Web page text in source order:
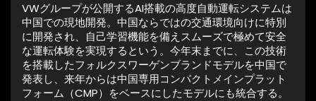
VWグループが公開するAI搭載の高度自動運転システムは
中国での現地開発。中国ならではの交通環境向けに特別
に開発され、自己学習機能を備えスムーズで極めて安全
な運転体験を実現するという。今年末までに、この技術
を搭載したフォルクスワーゲンブランドモデルを中国で
発表し、来年からは中国専用コンパクトメインプラット
フォーム（CMP）をベースにしたモデルにも統合する。